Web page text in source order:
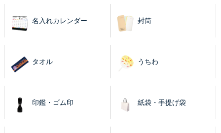
名入れカレンダー 封筒
タオル うちわ
印鑑・ゴム印 紙袋・手提げ袋